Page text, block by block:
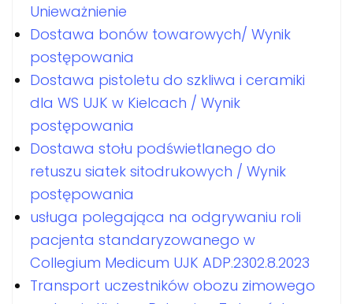
Unieważnienie
Dostawa bonów towarowych/ Wynik
postępowania
Dostawa pistoletu do szkliwa i ceramiki
dla WS UJK w Kielcach / Wynik
postępowania
Dostawa stołu podświetlanego do
retuszu siatek sitodrukowych / Wynik
postępowania
usługa polegająca na odgrywaniu roli
pacjenta standaryzowanego w
Collegium Medicum UJK ADP.2302.8.2023
Transport uczestników obozu zimowego